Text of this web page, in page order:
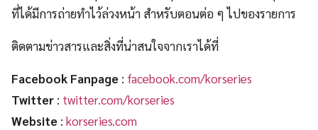
ที่ได้มีการถ่ายทำไว้ล่วงหน้า สำหรับตอนต่อ ๆ ไปของรายการ
ติดตามข่าวสารและสิ่งที่น่าสนใจจากเราได้ที่
Facebook Fanpage : facebook.com/korseries
Twitter : twitter.com/korseries
Website : korseries.com